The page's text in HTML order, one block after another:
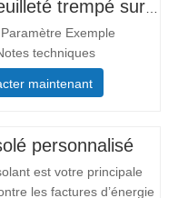
Verre feuilleté trempé sur mesure
mm
tailles sont
L'
maintenant
personnalisé
est votre principale
les factures d’énergie